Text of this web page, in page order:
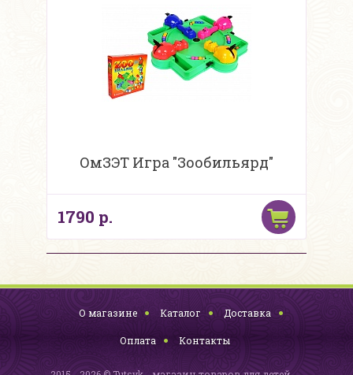
ОмЗЭТ Игра "Зообильярд"
1790 р.
О магазине Каталог Доставка
Оплата Контакты